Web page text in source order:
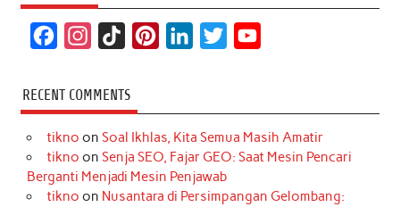
c
e
b
o
s
t
a
r
k
T
o
k
t
e
r
e
k
e
d
I
t
t
r
T
u
e
RECENT COMMENTS
tikno on Soal Ikhlas, Kita Semua Masih Amatir
tikno on Senja SEO, Fajar GEO: Saat Mesin Pencari
Berganti Menjadi Mesin Penjawab
tikno on Nusantara di Persimpangan Gelombang: